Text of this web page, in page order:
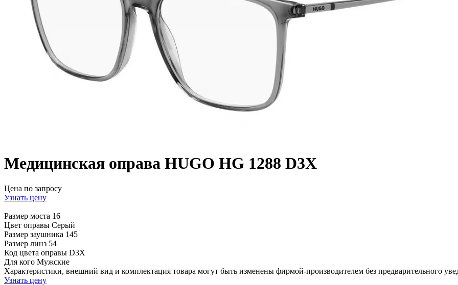
Медицинская оправа HUGO HG 1288 D3X
Цена по запросу
Узнать цену
Размер моста 16
Цвет оправы Серый
Размер заушника 145
Размер линз 54
Код цвета оправы D3X
Для кого Мужские
Характеристики, внешний вид и комплектация товара могут быть изменены фирмой-производителем без предварительного
Узнать цену